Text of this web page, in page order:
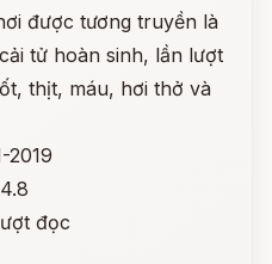
được tương truyền là
tử hoàn sinh, lần lượt
thịt, máu, hơi thở và
2019
đọc